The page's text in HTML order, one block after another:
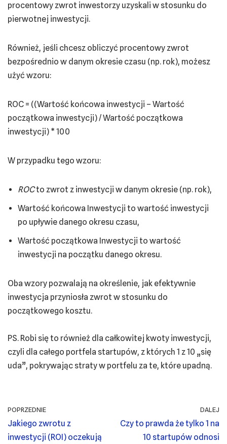
procentowy zwrot inwestorzy uzyskali w stosunku do
pierwotnej inwestycji.
Również, jeśli chcesz obliczyć procentowy zwrot
bezpośrednio w danym okresie czasu (np. rok), możesz
użyć wzoru:
ROC = ((Wartość końcowa inwestycji – Wartość
początkowa inwestycji) / Wartość początkowa
inwestycji) * 100
W przypadku tego wzoru:
ROCto zwrot z inwestycji w danym okresie (np. rok),
Wartość końcowa Inwestycji to wartość inwestycji
po upływie danego okresu czasu,
Wartość początkowa Inwestycji to wartość
inwestycji na początku danego okresu.
Oba wzory pozwalają na określenie, jak efektywnie
inwestycja przyniosła zwrot w stosunku do
początkowego kosztu.
PS. Robi się to również dla całkowitej kwoty inwestycji,
czyli dla całego portfela startupów, z których 1 z 10 „się
uda”, pokrywając straty w portfelu za te, które upadną.
POPRZEDNIE
Jakiego zwrotu z
inwestycji (ROI) oczekują
DALEJ
Czy to prawda że tylko 1 na
10 startupów odnosi